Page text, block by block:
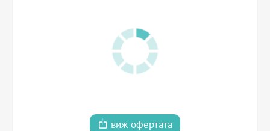
виж офертата